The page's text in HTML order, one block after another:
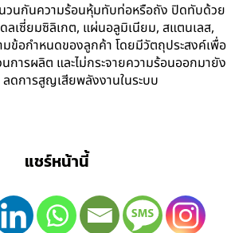
วนกันความร้อนหุ้มทับท่อหรือถัง ปิดทับด้วย
ลเซี่ยมซิลิเกต, แผ่นอลูมิเนียม, สแตนเลส,
ข้อกำหนดของลูกค้า โดยมีวัตถุประสงค์เพื่อ
การผลิต และไม่กระจายความร้อนออกมายัง
ดการสูญเสียพลังงานในระบบ
แชร์หน้านี้